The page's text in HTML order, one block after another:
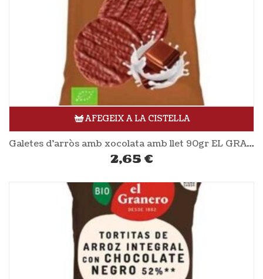
AFEGEIX A LA CISTELLA
Galetes d’arròs amb xocolata amb llet 90gr EL GRANERO
2,65 €